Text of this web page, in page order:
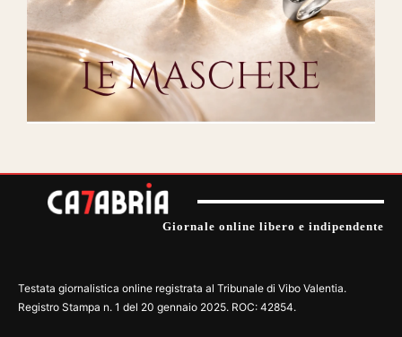
Giornale online libero e indipendente
Testata giornalistica online registrata al Tribunale di Vibo Valentia.
Registro Stampa n. 1 del 20 gennaio 2025. ROC: 42854.